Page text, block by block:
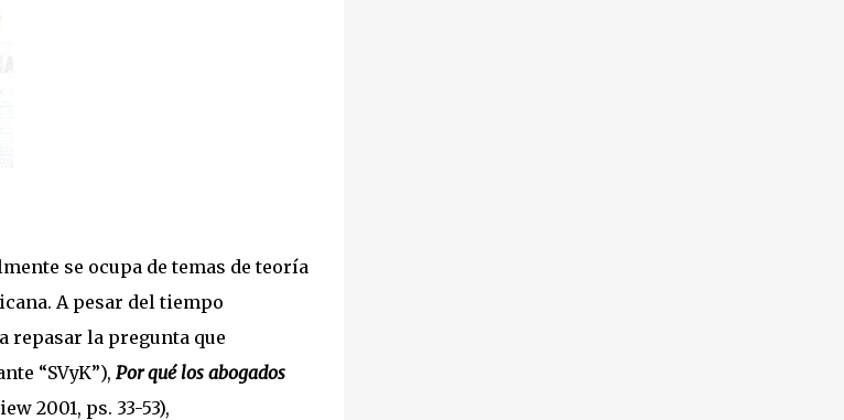
se ocupa de temas de teoría
A pesar del tiempo
repasar la pregunta que
“SVyK”), Por qué los abogados
2001, ps. 33-53),